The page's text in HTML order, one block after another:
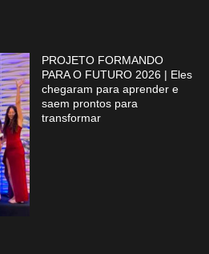
PROJETO FORMANDO
PARA O FUTURO 2026 | Eles
chegaram para aprender e
saem prontos para
transformar